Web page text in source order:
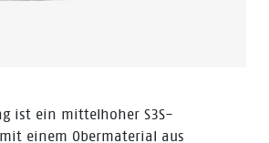
ist ein mittelhoher S3S-
einem Obermaterial aus